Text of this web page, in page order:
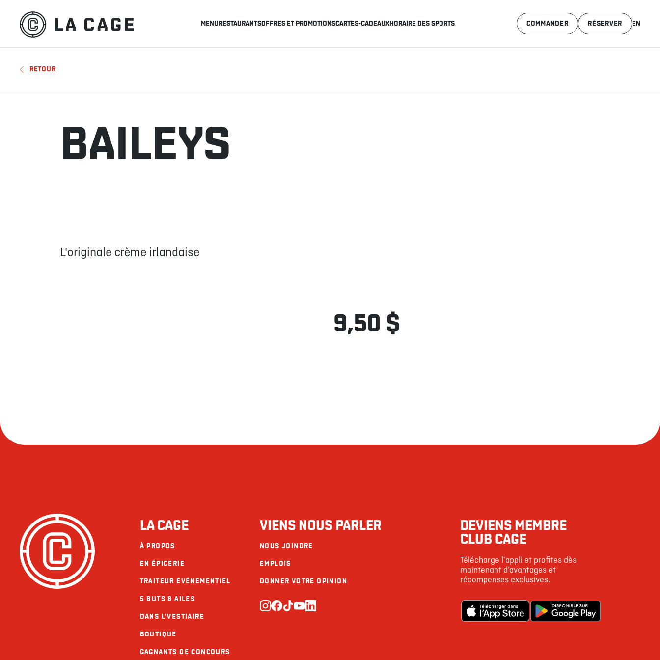
MENURESTAURANTSOFFRES ET PROMOTIONSCARTES-CADEAUXHORAIRE DES SPORTS RÉSERVER
COMMANDER EN
RETOUR
BAILEYS
L'originale crème irlandaise
9,50 $
LA CAGE
À PROPOS
EN ÉPICERIE
TRAITEUR ÉVÉNEMENTIEL
5 BUTS 8 AILES
DANS L'VESTIAIRE
BOUTIQUE
GAGNANTS DE CONCOURS
VIENS NOUS PARLER
NOUS JOINDRE
EMPLOIS
DONNER VOTRE OPINION
DEVIENS MEMBRE
CLUB CAGE
Télécharge l'appli et profites dès
maintenant d’avantages et
récompenses exclusives.